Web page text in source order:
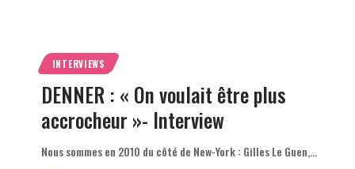
INTERVIEWS
DENNER : « On voulait être plus
accrocheur »- Interview
Nous sommes en 2010 du côté de New-York : Gilles Le Guen,…